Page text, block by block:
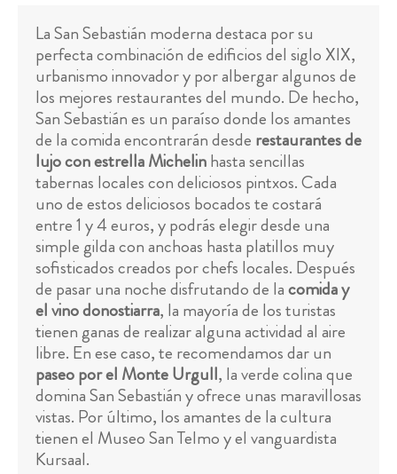
La San Sebastián moderna destaca por su
perfecta combinación de edificios del siglo XIX,
urbanismo innovador y por albergar algunos de
los mejores restaurantes del mundo. De hecho,
San Sebastián es un paraíso donde los amantes
de la comida encontrarán desde restaurantes de
lujo con estrella Michelinhasta sencillas
tabernas locales con deliciosos pintxos. Cada
uno de estos deliciosos bocados te costará
entre 1 y 4 euros, y podrás elegir desde una
simple gilda con anchoas hasta platillos muy
sofisticados creados por chefs locales. Después
de pasar una noche disfrutando de lacomida y
el vino donostiarra, la mayoría de los turistas
tienen ganas de realizar alguna actividad al aire
libre. En ese caso, te recomendamos dar un
paseo por el Monte Urgull, la verde colina que
domina San Sebastián y ofrece unas maravillosas
vistas. Por último, los amantes de la cultura
tienen el Museo San Telmo y el vanguardista
Kursaal.